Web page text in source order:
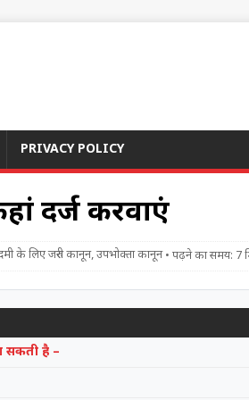
PRIVACY POLICY
दर्ज करवाएं
के लिए जरुरी कानून,उपभोक्ता कानून • पढ़ने का समय: 7
सकती है –